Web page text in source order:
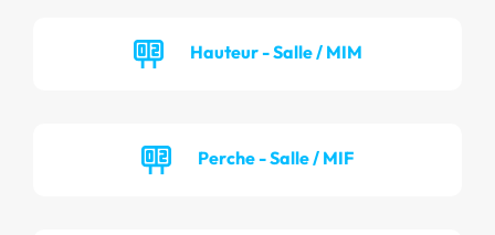
Hauteur - Salle / MIM
Perche - Salle / MIF